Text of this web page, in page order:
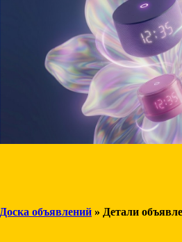
Доска объявлений » Детали